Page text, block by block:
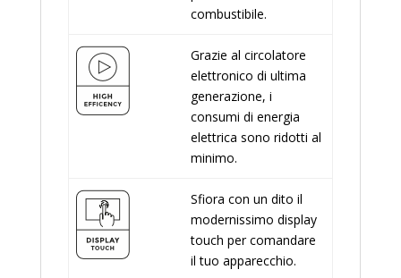
combustibile.
Grazie al circolatore
elettronico di ultima
generazione, i
consumi di energia
elettrica sono ridotti al
minimo.
Sfiora con un dito il
modernissimo display
touch per comandare
il tuo apparecchio.